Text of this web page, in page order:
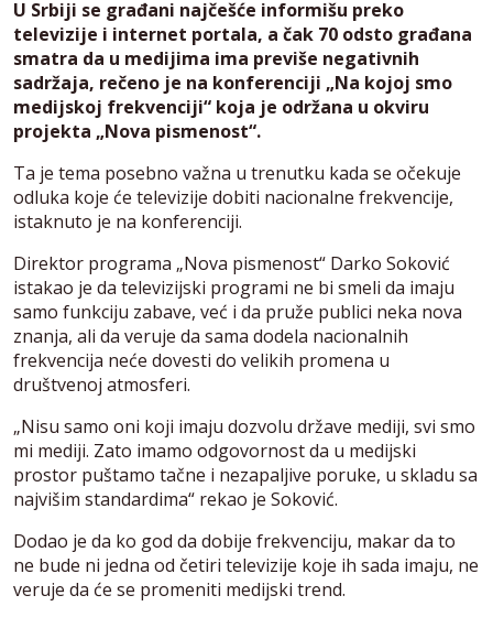
U Srbiji se građani najčešće informišu preko
televizije i internet portala, a čak 70 odsto građana
smatra da u medijima ima previše negativnih
sadržaja, rečeno je na konferenciji „Na kojoj smo
medijskoj frekvenciji“ koja je održana u okviru
projekta „Nova pismenost“.
Ta je tema posebno važna u trenutku kada se očekuje
odluka koje će televizije dobiti nacionalne frekvencije,
istaknuto je na konferenciji.
Direktor programa „Nova pismenost“ Darko Soković
istakao je da televizijski programi ne bi smeli da imaju
samo funkciju zabave, već i da pruže publici neka nova
znanja, ali da veruje da sama dodela nacionalnih
frekvencija neće dovesti do velikih promena u
društvenoj atmosferi.
„Nisu samo oni koji imaju dozvolu države mediji, svi smo
mi mediji. Zato imamo odgovornost da u medijski
prostor puštamo tačne i nezapaljive poruke, u skladu sa
najvišim standardima“ rekao je Soković.
Dodao je da ko god da dobije frekvenciju, makar da to
ne bude ni jedna od četiri televizije koje ih sada imaju, ne
veruje da će se promeniti medijski trend.